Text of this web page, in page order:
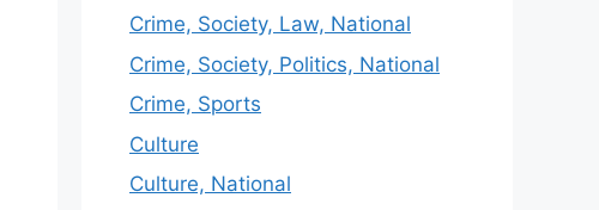
Crime, Society, Law, National
Crime, Society, Politics, National
Crime, Sports
Culture
Culture, National